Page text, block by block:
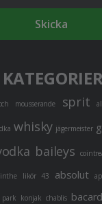
Skicka
mousserande sprit
whisky jägermeister
baileys
likör 43 absolut
konjak chablis